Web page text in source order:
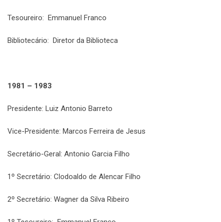
Tesoureiro: Emmanuel Franco
Bibliotecário: Diretor da Biblioteca
1981 – 1983
Presidente: Luiz Antonio Barreto
Vice-Presidente: Marcos Ferreira de Jesus
Secretário-Geral: Antonio Garcia Filho
1º Secretário: Clodoaldo de Alencar Filho
2º Secretário: Wagner da Silva Ribeiro